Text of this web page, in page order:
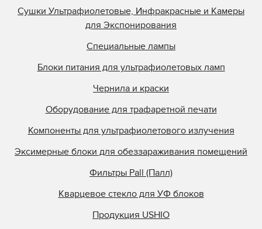
Сушки Ультрафиолетовые, Инфракрасные и Камеры
для Экспонирования
Специальные лампы
Блоки питания для ультрафиолетовых ламп
Чернила и краски
Оборудование для трафаретной печати
Компоненты для ультрафиолетового излучения
Эксимерные блоки для обеззараживания помещений
Фильтры Pall (Палл)
Кварцевое стекло для УФ блоков
Продукция USHIO